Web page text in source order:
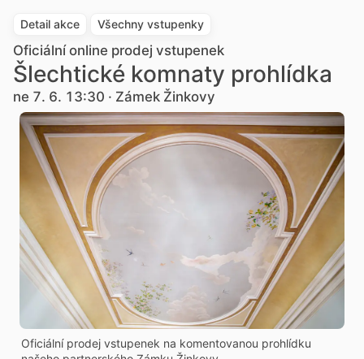
Detail akce Všechny vstupenky
Oficiální online prodej vstupenek
Šlechtické komnaty prohlídka
ne 7. 6. 13:30 · Zámek Žinkovy
Oficiální prodej vstupenek na komentovanou prohlídku